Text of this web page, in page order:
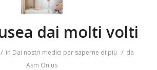
dai molti volti
/ in Dai nostri medici per saperne di più / da
Asm Onlus